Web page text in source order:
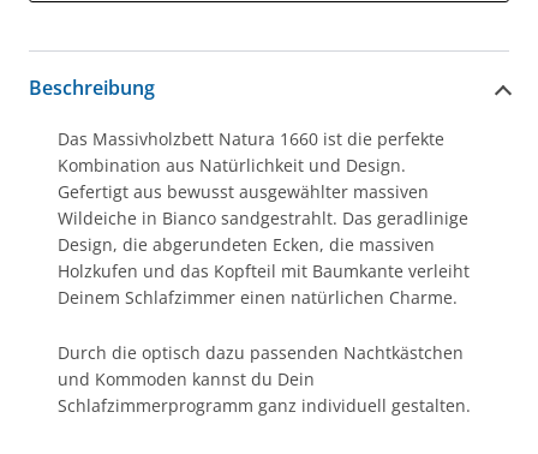
Beschreibung
Das Massivholzbett Natura 1660 ist die perfekte
Kombination aus Natürlichkeit und Design.
Gefertigt aus bewusst ausgewählter massiven
Wildeiche in Bianco sandgestrahlt. Das geradlinige
Design, die abgerundeten Ecken, die massiven
Holzkufen und das Kopfteil mit Baumkante verleiht
Deinem Schlafzimmer einen natürlichen Charme.
Durch die optisch dazu passenden Nachtkästchen
und Kommoden kannst du Dein
Schlafzimmerprogramm ganz individuell gestalten.